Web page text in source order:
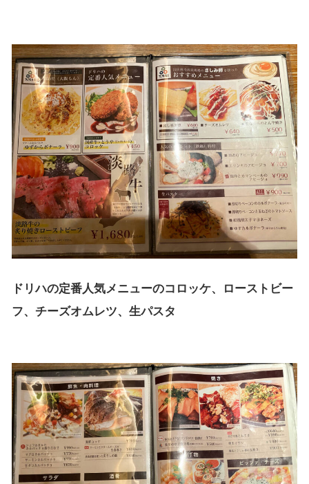
ドリハの定番人気メニューのコロッケ、ローストビー
フ、チーズオムレツ、生パスタ